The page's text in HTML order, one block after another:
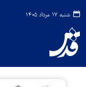
شنبه ۱۷ مرداد ۱۴۰۵